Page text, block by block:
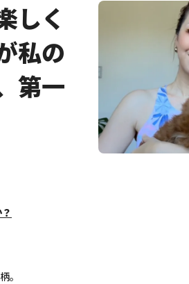
しく
私の
第一
。